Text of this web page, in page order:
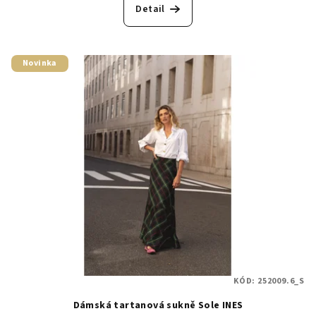
Detail
Novinka
Dámská tartanová sukně Sole INES
KÓD: 252009.6_S